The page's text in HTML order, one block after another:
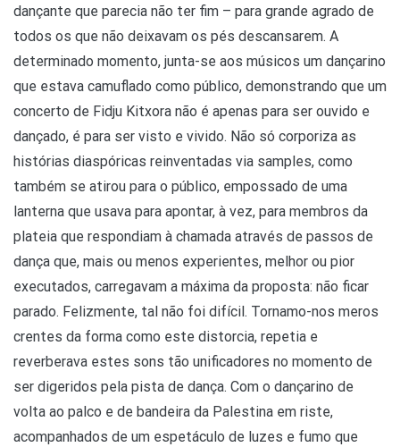
dançante que parecia não ter fim – para grande agrado de
todos os que não deixavam os pés descansarem. A
determinado momento, junta-se aos músicos um dançarino
que estava camuflado como público, demonstrando que um
concerto de Fidju Kitxora não é apenas para ser ouvido e
dançado, é para ser visto e vivido. Não só corporiza as
histórias diaspóricas reinventadas via samples, como
também se atirou para o público, empossado de uma
lanterna que usava para apontar, à vez, para membros da
plateia que respondiam à chamada através de passos de
dança que, mais ou menos experientes, melhor ou pior
executados, carregavam a máxima da proposta: não ficar
parado. Felizmente, tal não foi difícil. Tornamo-nos meros
crentes da forma como este distorcia, repetia e
reverberava estes sons tão unificadores no momento de
ser digeridos pela pista de dança. Com o dançarino de
volta ao palco e de bandeira da Palestina em riste,
acompanhados de um espetáculo de luzes e fumo que